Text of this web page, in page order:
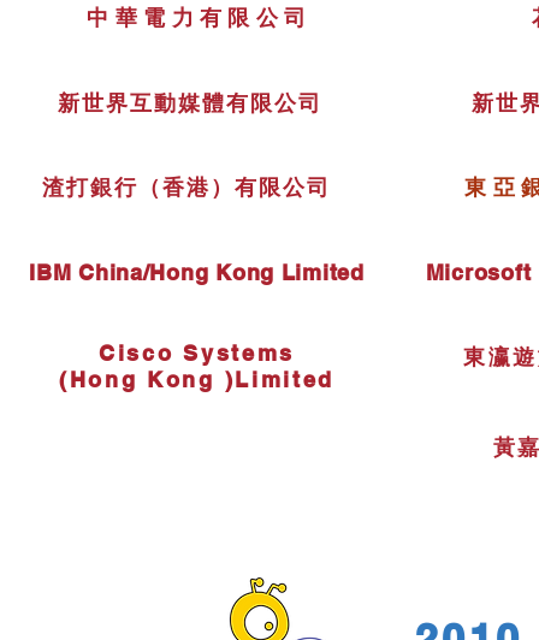
黃
中華電力有限公司
新世界互動媒體有限公司 新世
渣打銀行（香港）有限公司 東亞
​IBM China/Hong Kong Limited Microsoft
Cisco Systems
(Hong Kong )Limited
東瀛